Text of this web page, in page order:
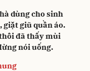
dùng cho sinh
giặt giũ quần áo.
đã thấy mùi
nói uống.